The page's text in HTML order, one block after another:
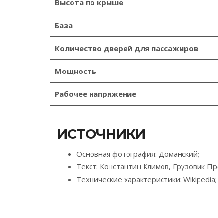
Высота по крыше
База
Количество дверей для пассажиров
Мощность
Рабочее напряжение
ИСТОЧНИКИ
Основная фотография: Доманский;
Текст: Константин Климов, Грузовик
Технические характеристики: Wikipedia;